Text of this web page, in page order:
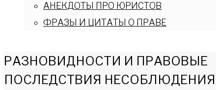
АНЕКДОТЫ ПРО ЮРИСТОВ
ФРАЗЫ И ЦИТАТЫ О ПРАВЕ
РАЗНОВИДНОСТИ И ПРАВОВЫЕ
ПОСЛЕДСТВИЯ НЕСОБЛЮДЕНИЯ